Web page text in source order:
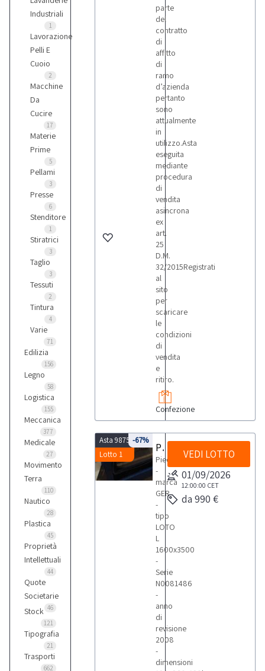
Industriali
1
Lavorazione
Pelli E
Cuoio
2
Macchine
Da
Cucire
17
Materie
Prime
5
Pellami
3
Presse
6
Stenditore
1
Stiratrici
3
Taglio
3
Tessuti
2
Tintura
4
Varie
71
Edilizia
156
Legno
58
Logistica
155
Meccanica
377
Medicale
27
Movimento
Terra
110
Nautico
28
Plastica
45
Proprietà
Intellettuali
44
Quote
Societarie
46
Stock
121
Tipografia
21
Trasporti
662
parte
del
contratto
di
affitto
di
ramo
d’azienda
pertanto
sono
attualmente
in
utilizzo.Asta
eseguita
mediante
procedura
di
vendita
asincrona
ex
art.
25
D.M.
32/2015Registrati
al
sito
per
scaricare
le
condizioni
di
vendita
e
ritiro.
Confezione
Asta 9875
Lotto 1
-67%
Piedaggiatrice Ger
Piedaggiatrice
-
marca
GER
-
tipo
LOTO
L
1600x3500
-
Serie
N0081486
-
anno
di
revisione
2008
-
dimensioni
VEDI LOTTO
01/09/2026
12:00:00 CET
da 990 €